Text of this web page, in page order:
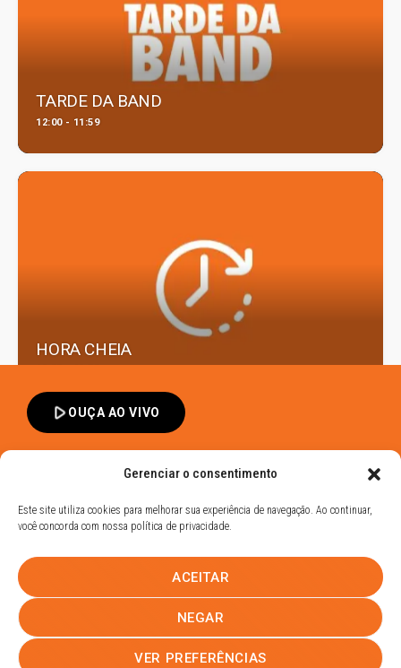
Gerenciar o consentimento
Este site utiliza cookies para melhorar sua experiência de navegação. Ao continuar,
você concorda com nossa política de privacidade.
ACEITAR
NEGAR
VER PREFERÊNCIAS
TARDE DA BAND
12:00 - 11:59
HORA CHEIA
CURTE AI
play_arrowOUÇA AO VIVO
Política de Privacidade
UHOST
PROMOÇÕESEQUIPENOTÍCIASCONTATO